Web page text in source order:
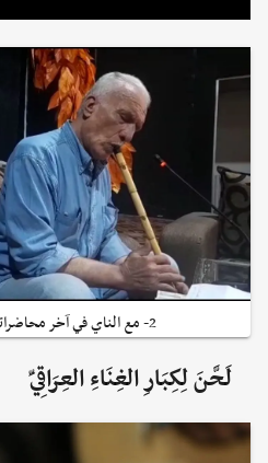
2- مع الناي في آخر محاضراته عن التراث الفراتي
لَحَّنَ لِكِبَارِ الغِنَاءِ العِرَاقِيِّ